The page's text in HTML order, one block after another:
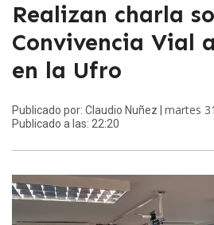
Realizan charla
Convivencia Vial
en la Ufro
Publicado por: Claudio Nuñez | martes
Publicado a las: 22:20